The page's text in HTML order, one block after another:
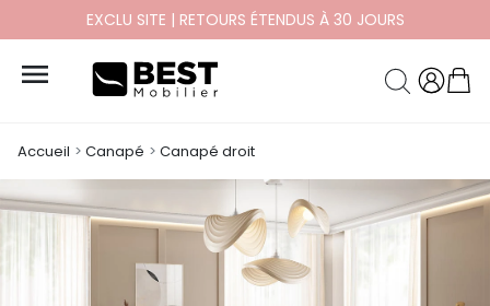
EXCLU SITE | RETOURS ÉTENDUS À 30 JOURS

Accueil Canapé Canapé droit